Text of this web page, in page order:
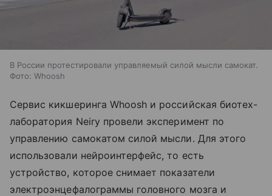
В России протестировали управляемый силой мысли самокат.
Фото: Whoosh
Сервис кикшеринга Whoosh и российская биотех-
лаборатория Neiry провели эксперимент по
управлению самокатом силой мысли. Для этого
использовали нейроинтерфейс, то есть
устройство, которое снимает показатели
электроэнцефалограммы головного мозга и